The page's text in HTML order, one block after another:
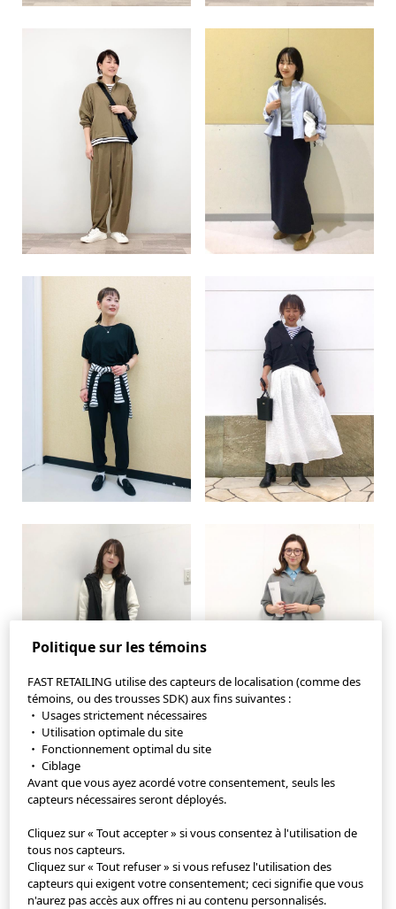
Application StyleHint
Conditions d'utilisation
Politique sur les témoins
FAST RETAILING utilise des capteurs de localisation (comme des
témoins, ou des trousses SDK) aux fins suivantes :
・ Usages strictement nécessaires
・ Utilisation optimale du site
・ Fonctionnement optimal du site
・ Ciblage
Avant que vous ayez acordé votre consentement, seuls les
capteurs nécessaires seront déployés.
Cliquez sur « Tout accepter » si vous consentez à l'utilisation de
tous nos capteurs.
Cliquez sur « Tout refuser » si vous refusez l'utilisation des
capteurs qui exigent votre consentement; ceci signifie que vous
n'aurez pas accès aux offres ni au contenu personnalisés.